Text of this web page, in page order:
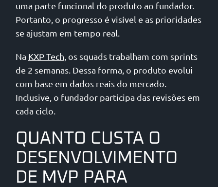
uma parte funcional do produto ao fundador.
Portanto, o progresso é visível e as prioridades
se ajustam em tempo real.
Na KXP Tech, os squads trabalham com sprints
de 2 semanas. Dessa forma, o produto evolui
com base em dados reais do mercado.
Inclusive, o fundador participa das revisões em
cada ciclo.
QUANTO CUSTA O
DESENVOLVIMENTO
DE MVP PARA